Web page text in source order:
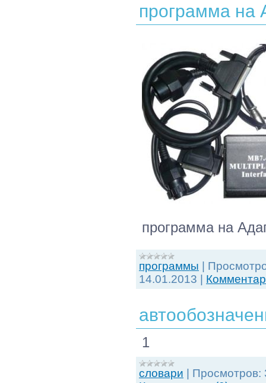
программа на
программа на
программы
14.01.2013
1
словари | Просмотров: